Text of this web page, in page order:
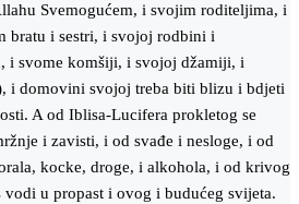
Svemogućem, i svojim roditeljima, i
bratu i sestri, i svojoj rodbini i
i svome komšiji, i svojoj džamiji, i
i domovini svojoj treba biti blizu i bdjeti
A od Iblisa-Lucifera prokletog se
i zavisti, i od svađe i nesloge, i od
kocke, droge, i alkohola, i od krivog
vodi u propast i ovog i budućeg svijeta.